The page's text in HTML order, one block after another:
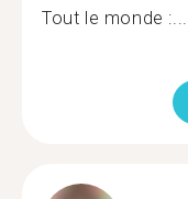
Tout le monde :...